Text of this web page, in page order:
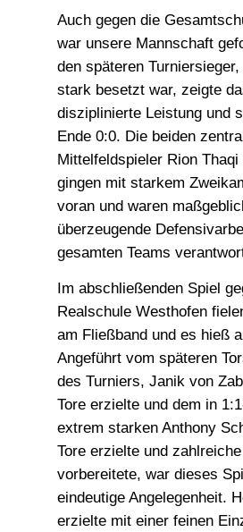
Auch gegen die
war unsere Mannschaft
den späteren
stark besetzt war, zeigte
disziplinierte Leistung und
Ende 0:0. Die beiden
Mittelfeldspieler Rion Thaqi
gingen mit starkem
voran und waren
überzeugende
gesamten Teams
Im abschließenden Spiel
Realschule Westhofen
am Fließband und es hieß
Angeführt vom späteren
des Turniers, Janik von
Tore erzielte und dem in
extrem starken Anthony
Tore erzielte und
vorbereitete, war dieses
eindeutige Angelegenheit.
erzielte mit einer feinen